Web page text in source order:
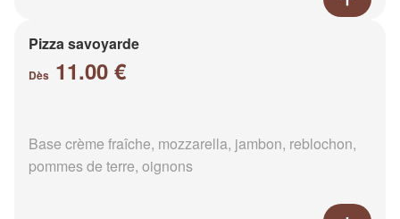
Pizza savoyarde
Dès 11.00 €
Base crème fraîche, mozzarella, jambon, reblochon,
pommes de terre, oignons